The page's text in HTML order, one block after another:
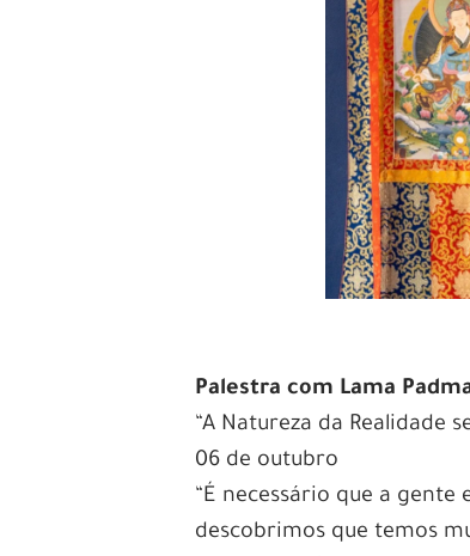
Palestra com Lama
“A Natureza da Realidade
06 de outubro
“É necessário que a
descobrimos que temos